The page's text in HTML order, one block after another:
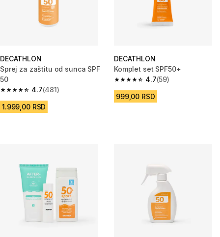
DECATHLON
Sprej za zaštitu od sunca SPF
50
4.7
4.7 od 5 zvezdica from 481 Recenzije
(481)
1.999,00 RSD
DECATHLON
Komplet set SPF50+
4.7
4.7 od 5 zvezdica from 59
(59)
999,00 RSD